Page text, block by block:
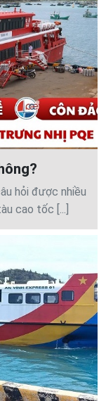
hỏi được nhiều
cao tốc [...]